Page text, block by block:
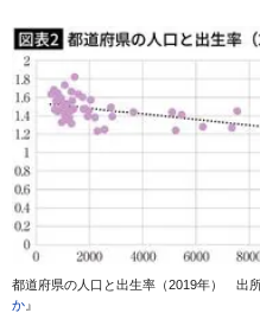
都道府県の人口と出生率（2019年） 出
か 』